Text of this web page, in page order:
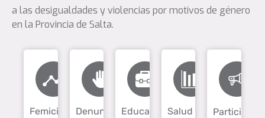
a las desigualdades y violencias por motivos de género
en la Provincia de Salta.
FemicidiosDenunciasEducaciónSalud